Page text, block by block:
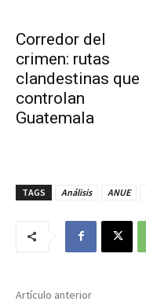
Corredor del
crimen: rutas
clandestinas que
controlan
Guatemala
TAGS Análisis ANUE
Artículo anterior